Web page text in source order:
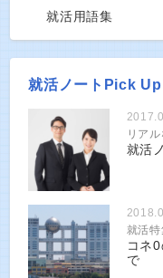
就活用語集
就活ノートPick Up
リア
就活
就活
コネ
で